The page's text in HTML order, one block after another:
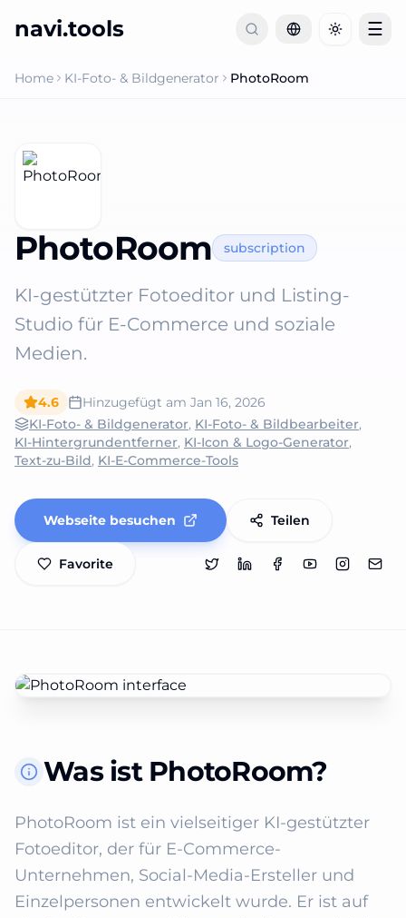
navi.tools Toggle
☰
Home KI-Foto- & Bildgenerator PhotoRoom
PhotoRoom subscription
KI-gestützter Fotoeditor und Listing-
Studio für E-Commerce und soziale
Medien.
4.6 Hinzugefügt am Jan 16, 2026
KI-Foto- & Bildgenerator, KI-Foto- & Bildbearbeiter,
KI-Hintergrundentferner, KI-Icon & Logo-Generator,
Text-zu-Bild, KI-E-Commerce-Tools
Webseite besuchen Teilen
Favorite
Was ist PhotoRoom?
PhotoRoom ist ein vielseitiger KI-gestützter
Fotoeditor, der für E-Commerce-
Unternehmen, Social-Media-Ersteller und
Einzelpersonen entwickelt wurde. Er ist auf